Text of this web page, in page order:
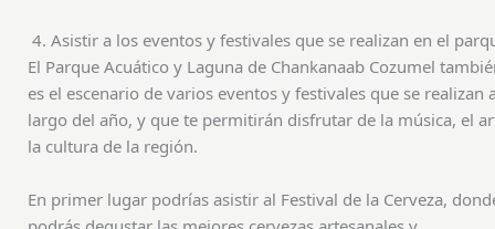
4. Asistir a los eventos y festivales que se realizan en el
El Parque Acuático y Laguna de Chankanaab Cozumel
es el escenario de varios eventos y festivales que se realizan
largo del año, y que te permitirán disfrutar de la música, el
la cultura de la región.
En primer lugar podrías asistir al Festival de la Cerveza,